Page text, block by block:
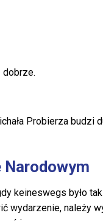
dobrze.
Probierza budzi
Narodowym
keineswegs było
wydarzenie, należy